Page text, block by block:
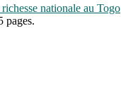
nationale au Togo
pages.